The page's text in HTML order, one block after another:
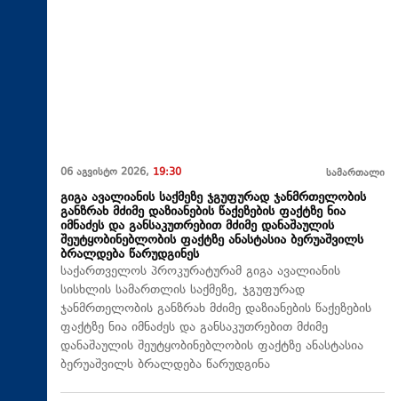
06 აგვისტო 2026, 19:30 სამართალი
გიგა ავალიანის საქმეზე ჯგუფურად ჯანმრთელობის
განზრახ მძიმე დაზიანების წაქეზების ფაქტზე ნია
იმნაძეს და განსაკუთრებით მძიმე დანაშაულის
შეუტყობინებლობის ფაქტზე ანასტასია ბერუაშვილს
ბრალდება წარუდგინეს
საქართველოს პროკურატურამ გიგა ავალიანის
სისხლის სამართლის საქმეზე, ჯგუფურად
ჯანმრთელობის განზრახ მძიმე დაზიანების წაქეზების
ფაქტზე ნია იმნაძეს და განსაკუთრებით მძიმე
დანაშაულის შეუტყობინებლობის ფაქტზე ანასტასია
ბერუაშვილს ბრალდება წარუდგინა